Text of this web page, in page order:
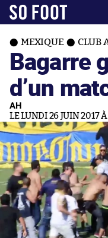
MEXIQUE CLUB
Bagarre
d’un
AH
LE LUNDI 26 JUIN 2017 À